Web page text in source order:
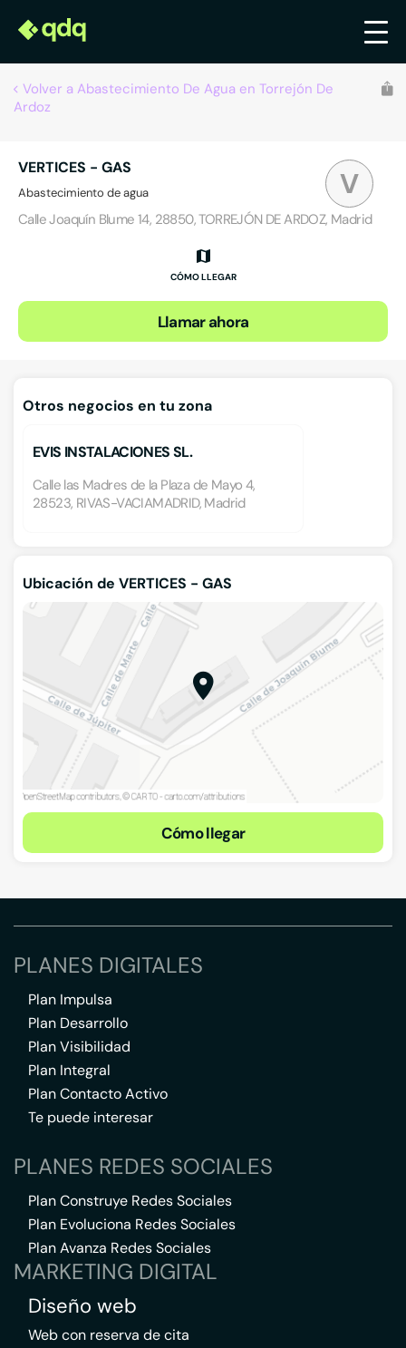
Volver a Abastecimiento De Agua en Torrejón De
Ardoz
V
VERTICES - GAS
Abastecimiento de agua
Calle Joaquín Blume 14, 28850, TORREJÓN DE ARDOZ, Madrid
CÓMO LLEGAR
Llamar ahora
Otros negocios en tu zona
EVIS INSTALACIONES SL.
Calle las Madres de la Plaza de Mayo 4,
28523, RIVAS-VACIAMADRID, Madrid
Ubicación de VERTICES - GAS
Cómo llegar
PLANES DIGITALES
Plan Impulsa
Plan Desarrollo
Plan Visibilidad
Plan Integral
Plan Contacto Activo
Te puede interesar
PLANES REDES SOCIALES
Plan Construye Redes Sociales
Plan Evoluciona Redes Sociales
Plan Avanza Redes Sociales
MARKETING DIGITAL
Diseño web
Web con reserva de cita